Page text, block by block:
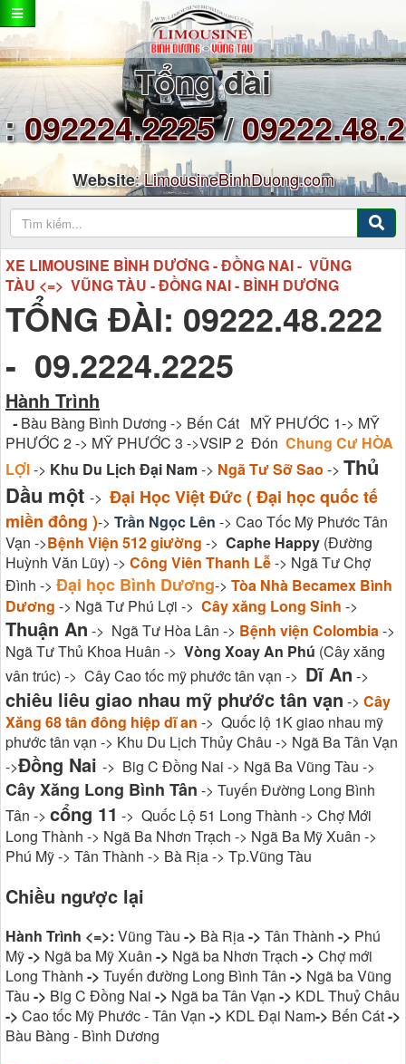
Tổng đài
:092224.2225/
Website:LimousineBinhDuong.com
XE LIMOUSINE BÌNH DƯƠNG - ĐỒNG NAI - VŨNG
TÀU <=> VŨNG TÀU - ĐỒNG NAI - BÌNH DƯƠNG
TỔNG ĐÀI: 09222.48.222
- 09.2224.2225
Hành Trình
-Bàu Bàng Bình Dương -> Bến Cát MỸ PHƯỚC 1-> MỸ
PHƯỚC 2 -> MỸ PHƯỚC 3 ->VSIP 2 Đón Chung Cư HÒA
LỢI-> Khu Du Lịch Đại Nam-> Ngã Tư Sỡ Sao -> Thủ
Dầu một -> Đại Học Việt Đức ( Đại học quốc tế
miền đông )-> Trần Ngọc Lên -> Cao Tốc Mỹ Phước Tân
Vạn ->Bệnh Viện 512 giường -> Caphe Happy (Đường
Huỳnh Văn Lũy) -> Công Viên Thanh Lễ-> Ngã Tư Chợ
Đình -> Đại học Bình Dương-> Tòa Nhà Becamex Bình
Dương -> Ngã Tư Phú Lợi -> Cây xăng Long Sinh ->
Thuận An -> Ngã Tư Hòa Lân -> Bệnh viện Colombia->
Ngã Tư Thủ Khoa Huân -> Vòng Xoay An Phú (Cây xăng
vân trúc) -> Cây Cao tốc mỹ phước tân vạn -> Dĩ An ->
chiêu liêu giao nhau mỹ phước tân vạn -> Cây
Xăng 68 tân đông hiệp dĩ an -> Quốc lộ 1K giao nhau mỹ
phước tân vạn -> Khu Du Lịch Thủy Châu -> Ngã Ba Tân Vạn
->Đồng Nai -> Big C Đồng Nai -> Ngã Ba Vũng Tàu ->
Cây Xăng Long Bình Tân -> Tuyến Đường Long Bình
Tân -> cổng 11 -> Quốc Lộ 51 Long Thành -> Chợ Mới
Long Thành -> Ngã Ba Nhơn Trạch -> Ngã Ba Mỹ Xuân ->
Phú Mỹ -> Tân Thành -> Bà Rịa -> Tp.Vũng Tàu
Chiều ngược lại
Hành Trình <=>: Vũng Tàu -> Bà Rịa-> Tân Thành -> Phú
Mỹ-> Ngã ba Mỹ Xuân -> Ngã ba Nhơn Trạch -> Chợ mới
Long Thành -> Tuyến đường Long Bình Tân -> Ngã ba Vũng
Tàu -> Big C Đồng Nai -> Ngã ba Tân Vạn -> KDL Thuỷ Châu
-> Cao tốc Mỹ Phước - Tân Vạn -> KDL Đại Nam-> Bến Cát->
Bàu Bàng - Bình Dương